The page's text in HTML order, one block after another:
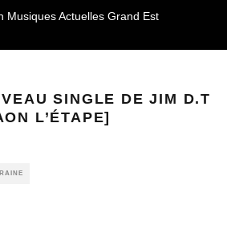
SINGLE DE JIM D.T
L’ÉTAPE]